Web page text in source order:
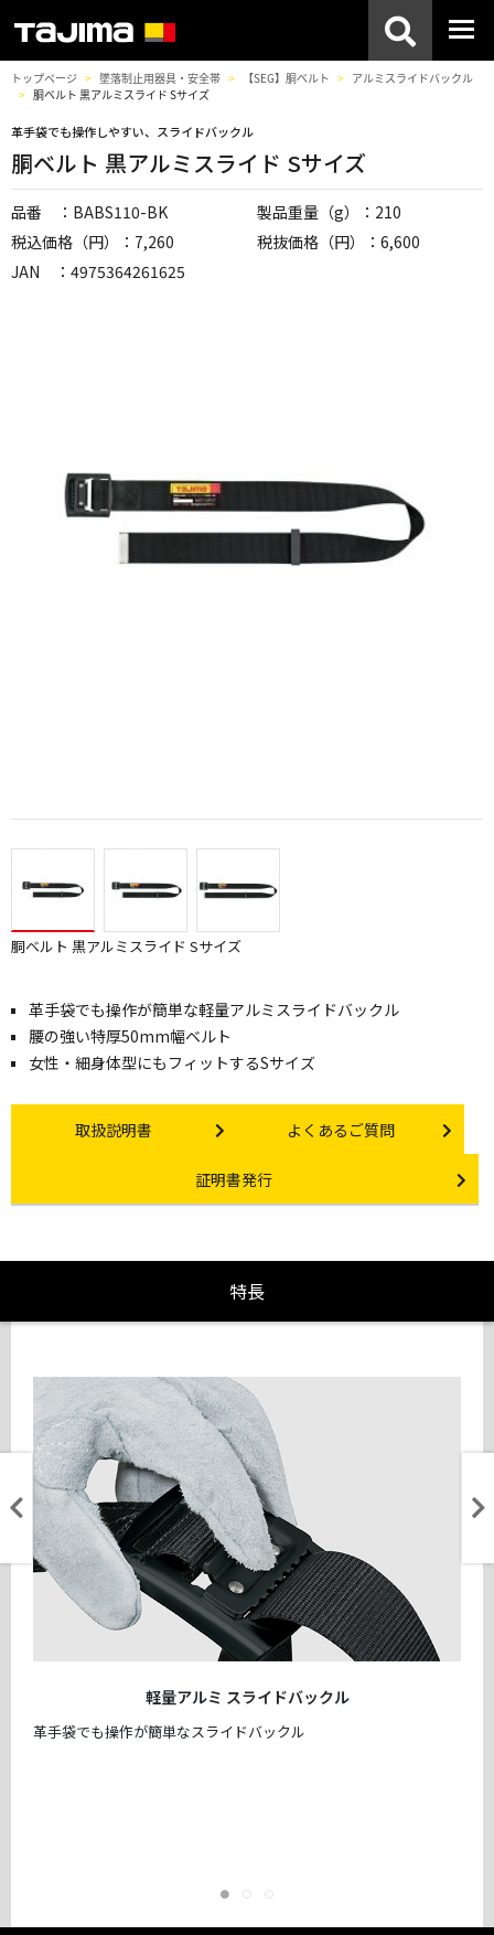
トップページ 墜落制止用器具・安全帯 【SEG】胴ベルト
アルミスライドバックル
胴ベルト 黒アルミスライド Sサイズ
革手袋でも操作しやすい、スライドバックル
胴ベルト 黒アルミスライド Sサイズ
品番 ：BABS110-BK
製品重量（g）：210
税込価格（円）：7,260
税抜価格（円）：6,600
JAN ：4975364261625
胴ベルト 黒アルミスライド Sサイズ
革手袋でも操作が簡単な軽量アルミスライドバックル
腰の強い特厚50mm幅ベルト
女性・細身体型にもフィットするSサイズ
Instruction manual
取扱説明書 Other link
よくあるご質問
Certificate Issuance
証明書発行
特長
軽量アルミ スライドバックル
革手袋でも操作が簡単なスライドバックル